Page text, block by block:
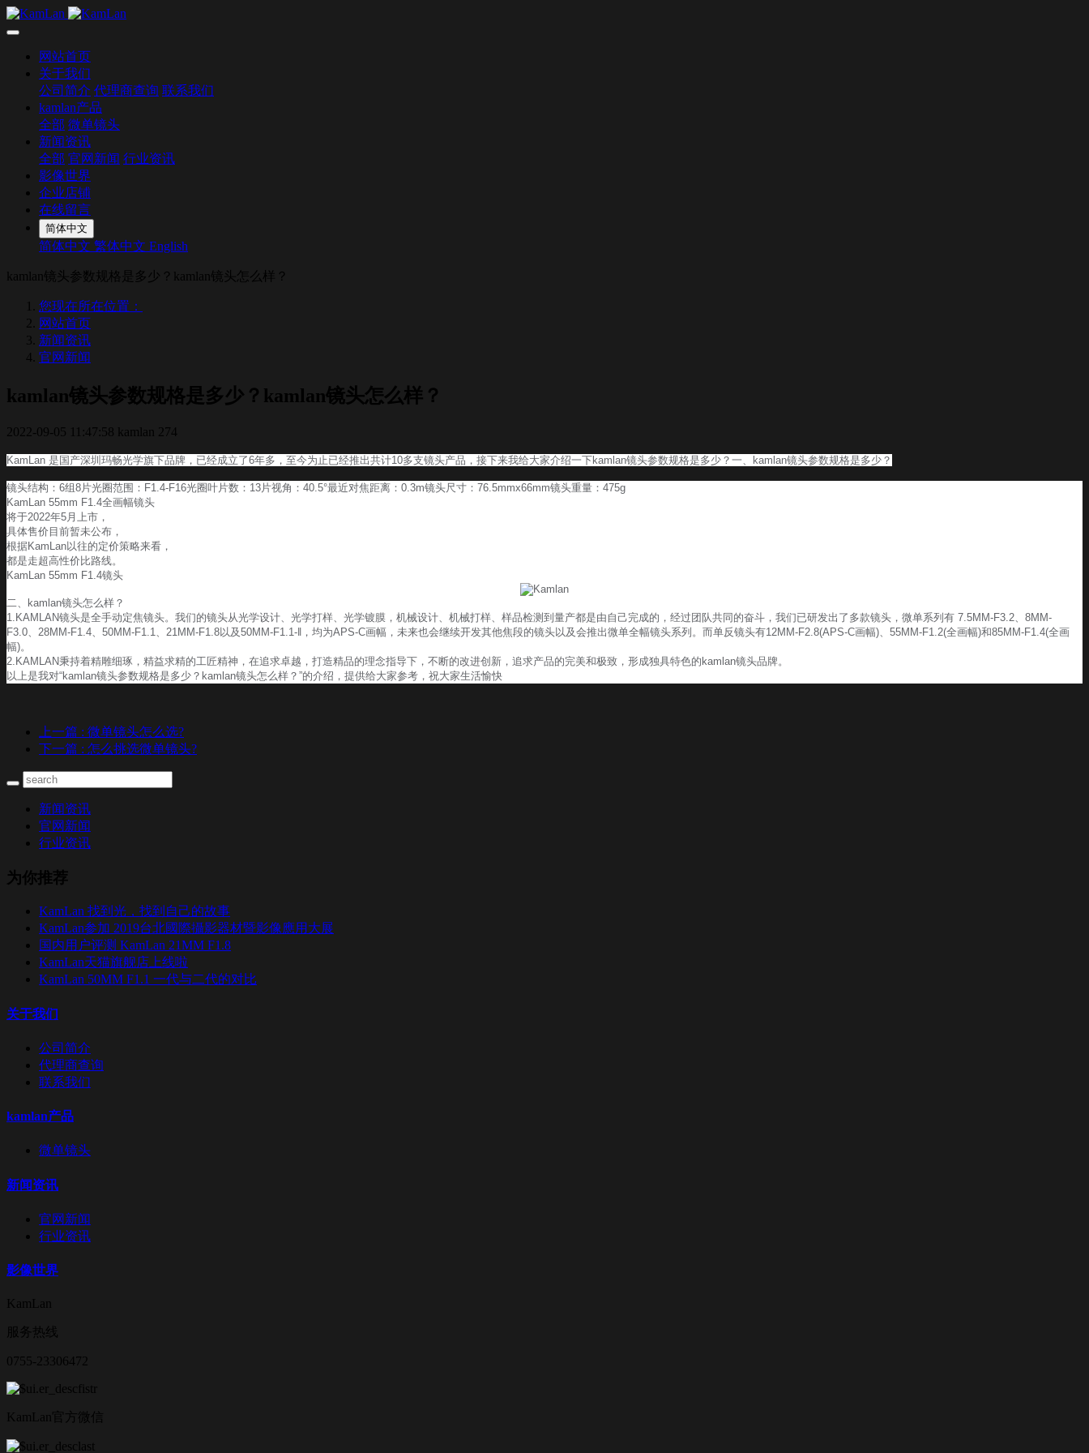
网站首页
关于我们
公司简介 代理商查询 联系我们
kamlan产品
全部 微单镜头
新闻资讯
全部 官网新闻 行业资讯
影像世界
企业店铺
在线留言
简体中文
简体中文 繁体中文 English
kamlan镜头参数规格是多少？kamlan镜头怎么样？
您现在所在位置：
网站首页
新闻资讯
官网新闻
kamlan镜头参数规格是多少？kamlan镜头怎么样？
2022-09-05 11:47:58 kamlan 274
KamLan 是国产深圳玛畅光学旗下品牌，已经成立了6年多，至今为止已经推出共计10多支镜头产品，接下来我给大家介绍一下kamlan镜头参数规格是多少？ 一、kamlan镜头参数规格是多少？
镜头结构：6组8片光圈范围：F1.4-F16光圈叶片数：13片视角：40.5°最近对焦距离：0.3m镜头尺寸：76.5mmx66mm镜头重量：475g
KamLan 55mm F1.4全画幅镜头
将于2022年5月上市，
具体售价目前暂未公布，
根据KamLan以往的定价策略来看，
都是走超高性价比路线。
KamLan 55mm F1.4镜头
二、kamlan镜头怎么样？
1.KAMLAN镜头是全手动定焦镜头。我们的镜头从光学设计、光学打样、光学镀膜，机械设计、机械打样、样品检测到量产都是由自己完成的，经过团队共同的奋斗，我们已研发出了多款镜头，微单系列有 7.5MM-F3.2、8MM-
F3.0、28MM-F1.4、50MM-F1.1、21MM-F1.8以及50MM-F1.1-‖，均为APS-C画幅，未来也会继续开发其他焦段的镜头以及会推出微单全幅镜头系列。而单反镜头有12MM-F2.8(APS-C画幅)、55MM-F1.2(全画幅)和85MM-F1.4(全画
幅)。
2.KAMLAN秉持着精雕细琢，精益求精的工匠精神，在追求卓越，打造精品的理念指导下，不断的改进创新，追求产品的完美和极致，形成独具特色的kamlan镜头品牌。
以上是我对“kamlan镜头参数规格是多少？kamlan镜头怎么样？”的介绍，提供给大家参考，祝大家生活愉快
上一篇 : 微单镜头怎么选?
下一篇 : 怎么挑选微单镜头?
新闻资讯
官网新闻
行业资讯
为你推荐
KamLan 找到光，找到自己的故事
KamLan参加 2019台北國際攝影器材暨影像應用大展
国内用户评测 KamLan 21MM F1.8
KamLan天猫旗舰店上线啦
KamLan 50MM F1.1 一代与二代的对比
关于我们
公司简介
代理商查询
联系我们
kamlan产品
微单镜头
新闻资讯
官网新闻
行业资讯
影像世界
KamLan
服务热线
0755-23306472
KamLan官方微信